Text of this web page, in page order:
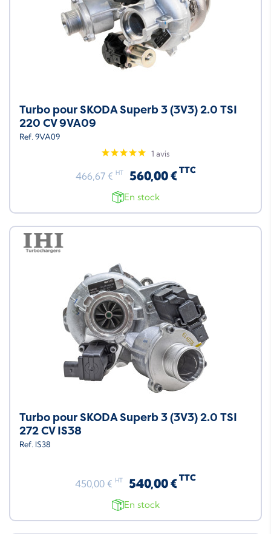
Turbo pour SKODA Superb 3 (3V3) 2.0 TSI
220 CV 9VA09
Ref. 9VA09
1 avis
466,67 € HT 560,00 € TTC
En stock
Turbo pour SKODA Superb 3 (3V3) 2.0 TSI
272 CV IS38
Ref. IS38
450,00 € HT 540,00 € TTC
En stock